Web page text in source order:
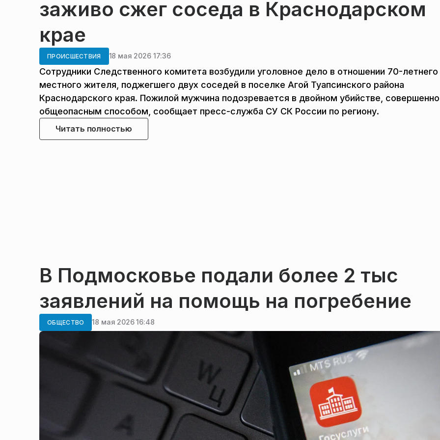
заживо сжег соседа в Краснодарском
крае
ПРОИСШЕСТВИЯ 18 мая 2026 17:36
Сотрудники Следственного комитета возбудили уголовное дело в отношении 70-летнего
местного жителя, поджегшего двух соседей в поселке Агой Туапсинского района
Краснодарского края. Пожилой мужчина подозревается в двойном убийстве,
общеопасным способом, сообщает пресс-служба СУ СК России по региону.
Читать полностью
В Подмосковье подали более 2 тыс
заявлений на помощь на погребение
ОБЩЕСТВО 18 мая 2026 16:48